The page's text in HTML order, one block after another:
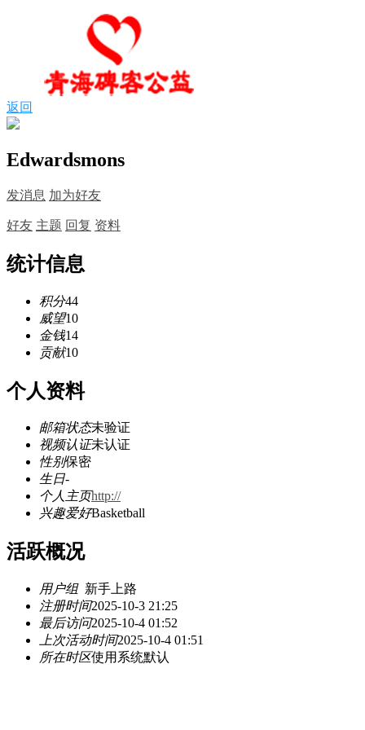
返回
Edwardsmons
发消息 加为好友
好友 主题 回复 资料
统计信息
积分44
威望10
金钱14
贡献10
个人资料
邮箱状态未验证
视频认证未认证
性别保密
生日-
个人主页http://
兴趣爱好Basketball
活跃概况
用户组 新手上路
注册时间2025-10-3 21:25
最后访问2025-10-4 01:52
上次活动时间2025-10-4 01:51
所在时区使用系统默认